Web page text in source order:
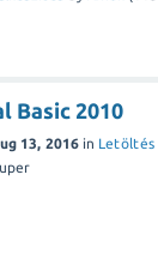
Basic 2010
13, 2016 in Letöltés